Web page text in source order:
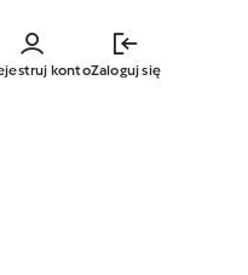
głównej
kontoZaloguj się